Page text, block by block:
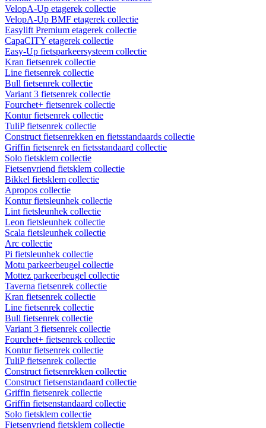
VelopA-Up etagerek collectie
VelopA-Up BMF etagerek collectie
Easylift Premium etagerek collectie
CapaCITY etagerek collectie
Easy-Up fietsparkeersysteem collectie
Kran fietsenrek collectie
Line fietsenrek collectie
Bull fietsenrek collectie
Variant 3 fietsenrek collectie
Fourchet+ fietsenrek collectie
Kontur fietsenrek collectie
TuliP fietsenrek collectie
Construct fietsenrekken en fietsstandaards collectie
Griffin fietsenrek en fietsstandaard collectie
Solo fietsklem collectie
Fietsenvriend fietsklem collectie
Bikkel fietsklem collectie
Apropos collectie
Kontur fietsleunhek collectie
Lint fietsleunhek collectie
Leon fietsleunhek collectie
Scala fietsleunhek collectie
Arc collectie
Pi fietsleunhek collectie
Motu parkeerbeugel collectie
Mottez parkeerbeugel collectie
Taverna fietsenrek collectie
Kran fietsenrek collectie
Line fietsenrek collectie
Bull fietsenrek collectie
Variant 3 fietsenrek collectie
Fourchet+ fietsenrek collectie
Kontur fietsenrek collectie
TuliP fietsenrek collectie
Construct fietsenrekken collectie
Construct fietsenstandaard collectie
Griffin fietsenrek collectie
Griffin fietsenstandaard collectie
Solo fietsklem collectie
Fietsenvriend fietsklem collectie